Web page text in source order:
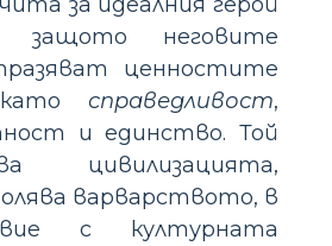
защото неговите
ценностите
справедливост,
и единство. Той
цивилизацията,
варварството, в
с културната